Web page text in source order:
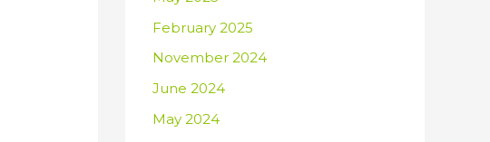
February 2025
November 2024
June 2024
May 2024